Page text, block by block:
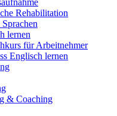
Rehabilitation
lernen
für Arbeitnehmer
Englisch lernen
& Coaching